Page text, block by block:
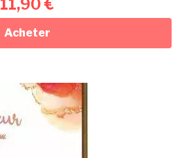
11,90€
Acheter